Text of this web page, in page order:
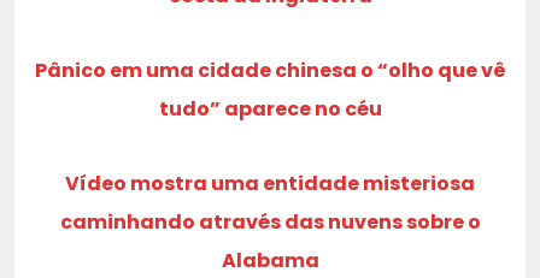
Pânico em uma cidade chinesa o “olho que vê
tudo” aparece no céu
Vídeo mostra uma entidade misteriosa
caminhando através das nuvens sobre o
Alabama